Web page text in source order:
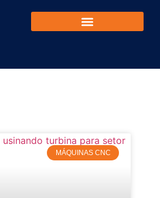
MÁQUINAS CNC